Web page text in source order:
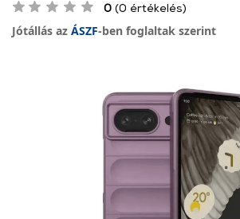
0 (0 értékelés)
Jótállás az ÁSZF-ben foglaltak szerint